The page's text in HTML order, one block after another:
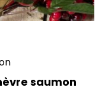
saumon